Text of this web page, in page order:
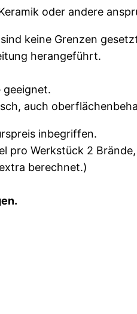
oder andere
keine Grenzen
herangeführt.
auch
inbegriffen.
pro Werkstück 2
berechnet.)